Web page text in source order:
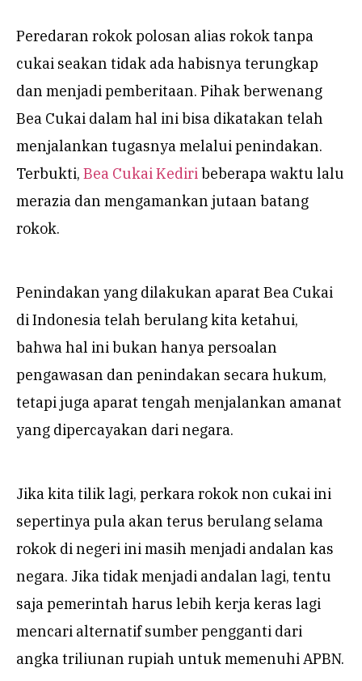
Peredaran rokok polosan alias rokok tanpa
cukai seakan tidak ada habisnya terungkap
dan menjadi pemberitaan. Pihak berwenang
Bea Cukai dalam hal ini bisa dikatakan telah
menjalankan tugasnya melalui penindakan.
Terbukti, Bea Cukai Kediribeberapa waktu lalu
merazia dan mengamankan jutaan batang
rokok.
Penindakan yang dilakukan aparat Bea Cukai
di Indonesia telah berulang kita ketahui,
bahwa hal ini bukan hanya persoalan
pengawasan dan penindakan secara hukum,
tetapi juga aparat tengah menjalankan amanat
yang dipercayakan dari negara.
Jika kita tilik lagi, perkara rokok non cukai ini
sepertinya pula akan terus berulang selama
rokok di negeri ini masih menjadi andalan kas
negara. Jika tidak menjadi andalan lagi, tentu
saja pemerintah harus lebih kerja keras lagi
mencari alternatif sumber pengganti dari
angka triliunan rupiah untuk memenuhi APBN.